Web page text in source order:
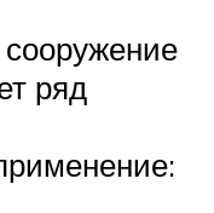
сооружение
ряд